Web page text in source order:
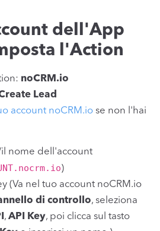
dell'App
l'Action
noCRM.io
Lead
account noCRM.io se non l'hai
il nome dell'account
)
(Va nel tuo account noCRM.io
di controllo, seleziona
, API Key, poi clicca sul tasto